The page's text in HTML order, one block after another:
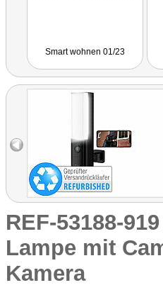
Smart wohnen 01/23
REF-53188-
Lampe mit
Kamera